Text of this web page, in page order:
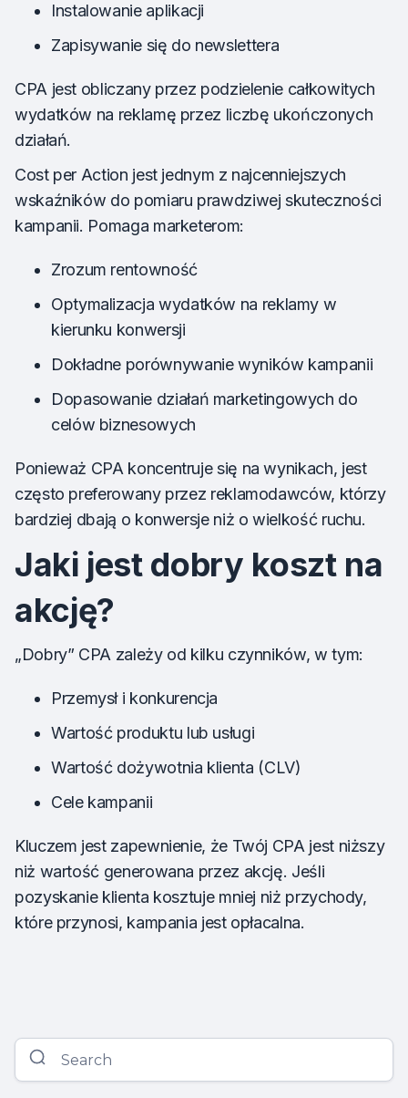
Instalowanie aplikacji
Zapisywanie się do newslettera
CPA jest obliczany przez podzielenie całkowitych
wydatków na reklamę przez liczbę ukończonych
działań.
Cost per Action jest jednym z najcenniejszych
wskaźników do pomiaru prawdziwej skuteczności
kampanii. Pomaga marketerom:
Zrozum rentowność
Optymalizacja wydatków na reklamy w
kierunku konwersji
Dokładne porównywanie wyników kampanii
Dopasowanie działań marketingowych do
celów biznesowych
Ponieważ CPA koncentruje się na wynikach, jest
często preferowany przez reklamodawców, którzy
bardziej dbają o konwersje niż o wielkość ruchu.
Jaki jest dobry koszt na
akcję?
„Dobry” CPA zależy od kilku czynników, w tym:
Przemysł i konkurencja
Wartość produktu lub usługi
Wartość dożywotnia klienta (CLV)
Cele kampanii
Kluczem jest zapewnienie, że Twój CPA jest niższy
niż wartość generowana przez akcję. Jeśli
pozyskanie klienta kosztuje mniej niż przychody,
które przynosi, kampania jest opłacalna.